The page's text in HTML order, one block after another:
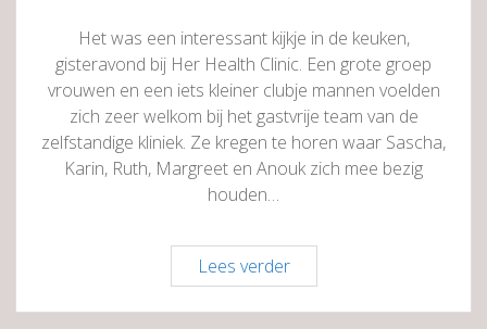
Het was een interessant kijkje in de keuken,
gisteravond bij Her Health Clinic. Een grote groep
vrouwen en een iets kleiner clubje mannen voelden
zich zeer welkom bij het gastvrije team van de
zelfstandige kliniek. Ze kregen te horen waar Sascha,
Karin, Ruth, Margreet en Anouk zich mee bezig
houden…
Lees verderGeslaagde
bijeenkomst
bij